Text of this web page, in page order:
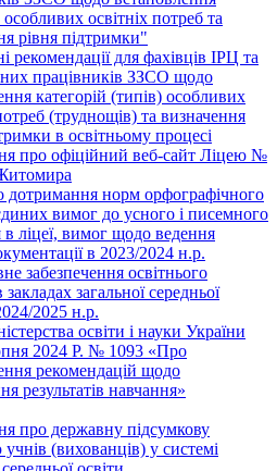
особливих освітніх потреб та
рівня підтримки"
рекомендації для фахівців ІРЦ та
працівників ЗЗСО щодо
категорій (типів) особливих
(труднощів) та визначення
в освітньому процесі
про офіційний веб-сайт Ліцею №
дотримання норм орфографічного
вимог до усного і писемного
ліцеї, вимог щодо ведення
в 2023/2024 н.р.
забезпечення освітнього
загальної середньої
2025 н.р.
освіти і науки України
2024 Р. № 1093 «Про
рекомендацій щодо
результатів навчання»
про державну підсумкову
учнів (вихованців) у системі